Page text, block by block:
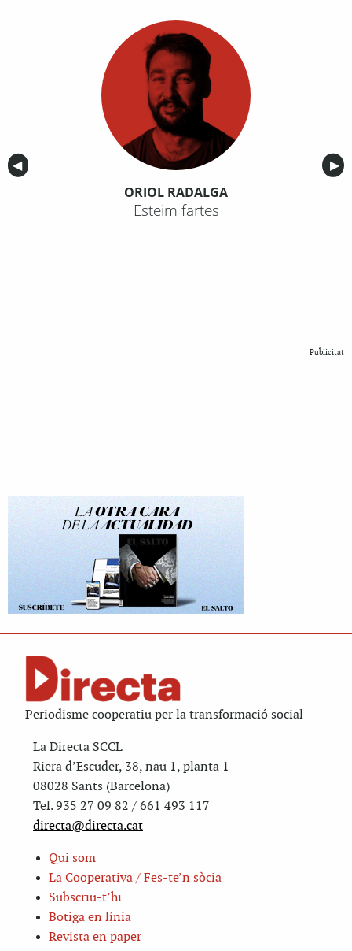
Anterior
◀︎ ▶︎
ORIOL RADALGA
Esteim fartes
Publicitat
Periodisme cooperatiu per la transformació social
La Directa SCCL
Riera d’Escuder, 38, nau 1, planta 1
08028 Sants (Barcelona)
Tel. 935 27 09 82 / 661 493 117
directa@directa.cat
Qui som
La Cooperativa / Fes-te’n sòcia
Subscriu-t’hi
Botiga en línia
Revista en paper